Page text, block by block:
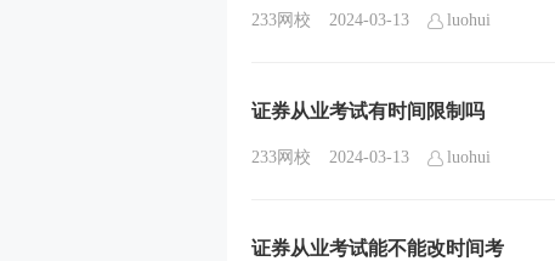
233网校 2024-03-13 luohui
证券从业考试有时间限制吗
233网校 2024-03-13 luohui
证券从业考试能不能改时间考